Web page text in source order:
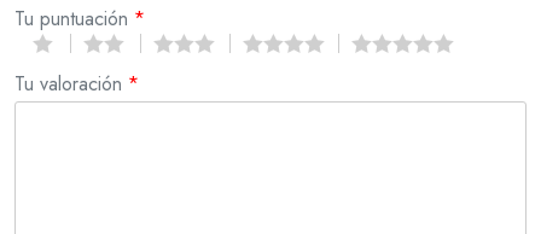
Tu puntuación *
Tu valoración *